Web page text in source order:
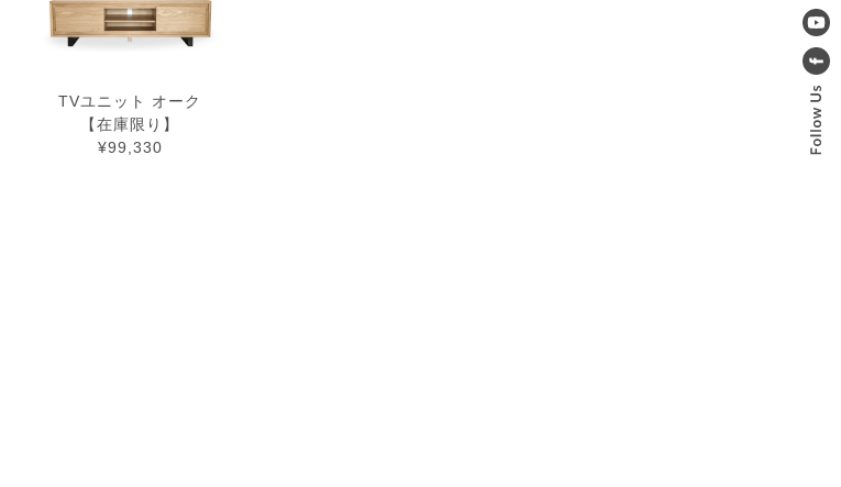
TVユニット オーク
【在庫限り】
¥99,330